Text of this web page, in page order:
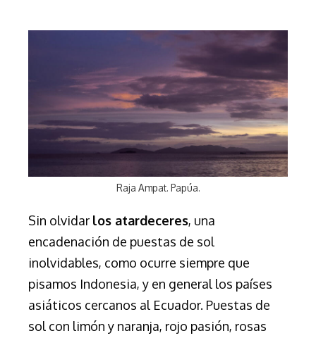
Raja Ampat. Papúa.
Sin olvidar los atardeceres, una
encadenación de puestas de sol
inolvidables, como ocurre siempre que
pisamos Indonesia, y en general los países
asiáticos cercanos al Ecuador. Puestas de
sol con limón y naranja, rojo pasión, rosas